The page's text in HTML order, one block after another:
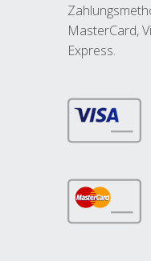
MasterCard,
Express.